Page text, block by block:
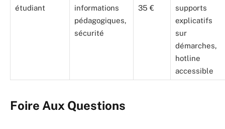
étudiant
informations
pédagogiques,
sécurité
35 €
supports
explicatifs
sur
démarches,
hotline
accessible
Foire Aux Questions